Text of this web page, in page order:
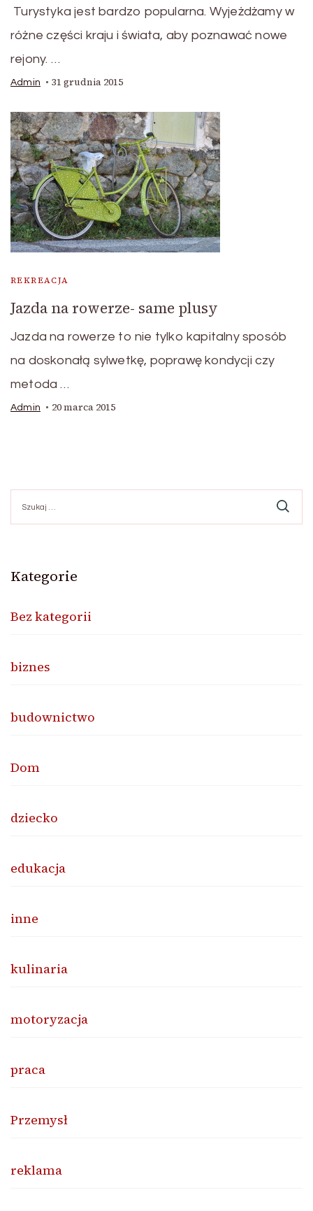
Turystyka jest bardzo popularna. Wyjeżdżamy w
różne części kraju i świata, aby poznawać nowe
rejony. …
Admin 31 grudnia 2015
REKREACJA
Jazda na rowerze- same plusy
Jazda na rowerze to nie tylko kapitalny sposób
na doskonałą sylwetkę, poprawę kondycji czy
metoda …
Admin 20 marca 2015
Kategorie
Bez kategorii
biznes
budownictwo
Dom
dziecko
edukacja
inne
kulinaria
motoryzacja
praca
Przemysł
reklama